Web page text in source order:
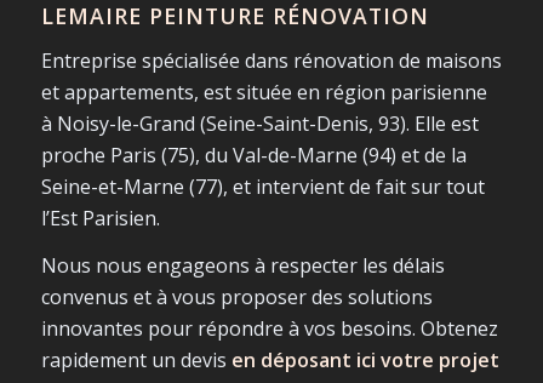
LEMAIRE PEINTURE RÉNOVATION
Entreprise spécialisée dans rénovation de maisons
et appartements, est située en région parisienne
à Noisy-le-Grand (Seine-Saint-Denis, 93). Elle est
proche Paris (75), du Val-de-Marne (94) et de la
Seine-et-Marne (77), et intervient de fait sur tout
l’Est Parisien.
Nous nous engageons à respecter les délais
convenus et à vous proposer des solutions
innovantes pour répondre à vos besoins. Obtenez
rapidement un devis en déposant ici votre projet